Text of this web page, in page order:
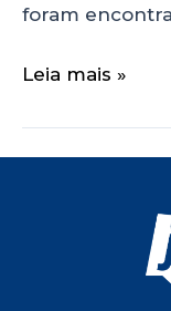
foram
Leia mais »